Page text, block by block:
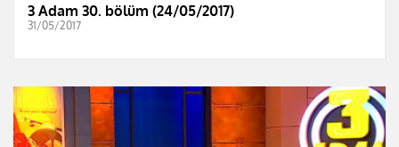
3 Adam 30. bölüm (24/05/2017)
31/05/2017